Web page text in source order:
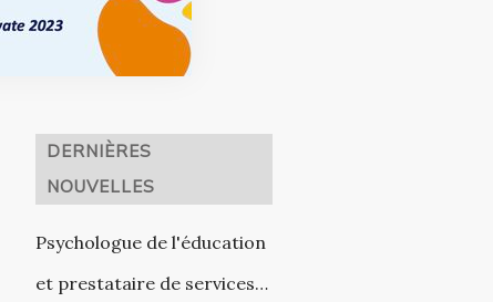
DERNIÈRES
NOUVELLES
Psychologue de l'éducation
et prestataire de services